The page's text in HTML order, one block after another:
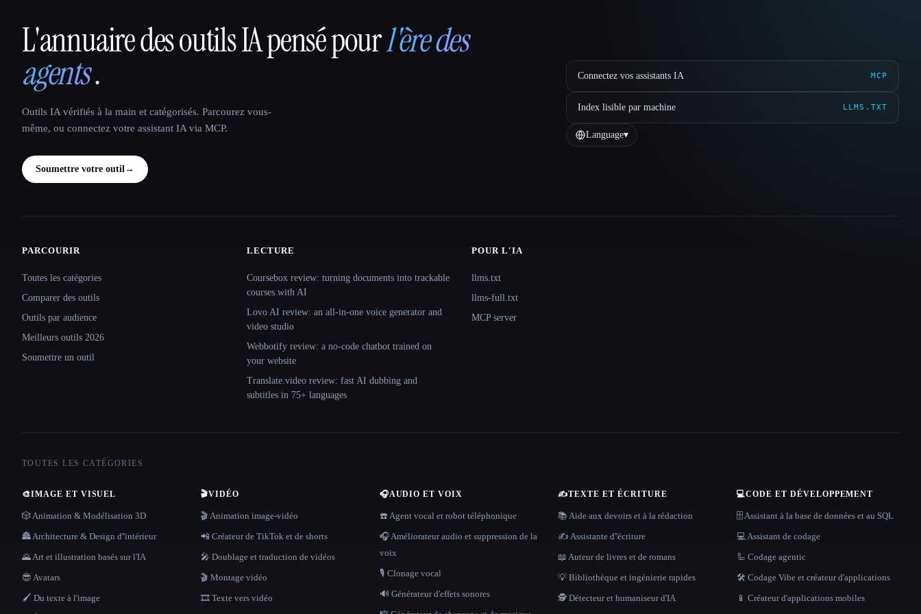
That AI Collection
L'annuaire des outils IA pensé pourl'ère des
agents.
Outils IA vérifiés à la main et catégorisés. Parcourez vous-
même, ou connectez votre assistant IA via MCP.
Soumettre votre outil →
Connectez vos assistants IA MCP
Index lisible par machine LLMS.TXT
Language▾
Site navigation
PARCOURIR
Toutes les catégories
Comparer des outils
Outils par audience
Meilleurs outils 2026
Soumettre un outil
LECTURE
Coursebox review: turning documents into trackable
courses with AI
Lovo AI review: an all-in-one voice generator and
video studio
Webbotify review: a no-code chatbot trained on
your website
Translate.video review: fast AI dubbing and
subtitles in 75+ languages
POUR L'IA
llms.txt
llms-full.txt
MCP server
TOUTES LES CATÉGORIES
🎨IMAGE ET VISUEL
🎲 Animation & Modélisation 3D
🏯 Architecture & Design d''intérieur
🌄 Art et illustration basés sur l'IA
😎 Avatars
🖌️ Du texte à l'image
🎬VIDÉO
🎬 Animation image-vidéo
📲 Créateur de TikTok et de shorts
🎤 Doublage et traduction de vidéos
🎬 Montage vidéo
🎞️ Texte vers vidéo
🎧AUDIO ET VOIX
☎️ Agent vocal et robot téléphonique
🎧 Améliorateur audio et suppression de la
voix
🎙️ Clonage vocal
🔊 Générateur d'effets sonores
✍️TEXTE ET ÉCRITURE
📚 Aide aux devoirs et à la rédaction
✍️ Assistante d''écriture
📖 Auteur de livres et de romans
💡 Bibliothèque et ingénierie rapides
🕵️ Détecteur et humaniseur d'IA
💻CODE ET DÉVELOPPEMENT
🗄️ Assistant à la base de données et au SQL
💻 Assistant de codage
🦾 Codage agentic
🛠️ Codage Vibe et créateur d'applications
📱 Créateur d'applications mobiles